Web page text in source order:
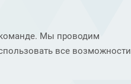
команде. Мы проводим
все возможности